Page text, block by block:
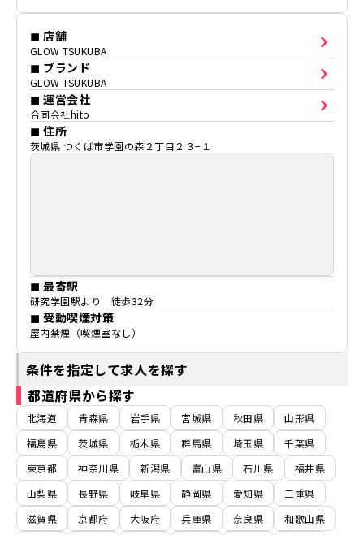
◼ 店舗
GLOW TSUKUBA
◼ ブランド
GLOW TSUKUBA
◼ 運営会社
合同会社hito
◼ 住所
茨城県 つくば市学園の森２丁目２３−１
◼ 最寄駅
研究学園駅より 徒歩32分
◼ 受動喫煙対策
屋内禁煙（喫煙室なし）
条件を指定して求人を探す
都道府県から探す
北海道 青森県 岩手県 宮城県 秋田県
山形県
福島県
茨城県 栃木県 群馬県 埼玉県
千葉県
東京都
神奈川県 新潟県 富山県 石川県
福井県
山梨県
長野県 岐阜県 静岡県 愛知県
三重県
滋賀県
京都府 大阪府 兵庫県 奈良県
和歌山県